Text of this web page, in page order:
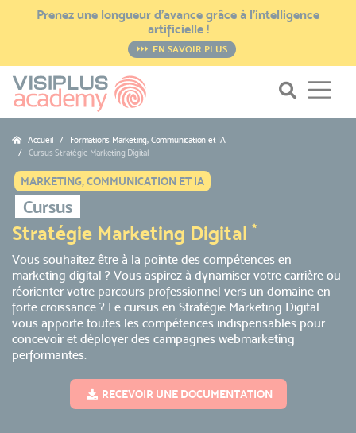
Prenez une longueur d’avance grâce à l’intelligence
artificielle !
EN SAVOIR PLUS
Accueil
Formations Marketing, Communication et IA
Cursus Stratégie Marketing Digital
MARKETING, COMMUNICATION ET IA
Cursus
Stratégie Marketing Digital *
Vous souhaitez être à la pointe des compétences en
marketing digital ? Vous aspirez à dynamiser votre carrière ou
réorienter votre parcours professionnel vers un domaine en
forte croissance ? Le cursus en Stratégie Marketing Digital
vous apporte toutes les compétences indispensables pour
concevoir et déployer des campagnes webmarketing
performantes.
RECEVOIR UNE DOCUMENTATION